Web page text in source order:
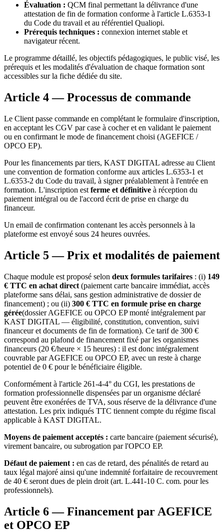
Évaluation : QCM final permettant la délivrance d'une
attestation de fin de formation conforme à l'article L.6353-1
du Code du travail et au référentiel Qualiopi.
Prérequis techniques : connexion internet stable et
navigateur récent.
Le programme détaillé, les objectifs pédagogiques, le public visé, les
prérequis et les modalités d'évaluation de chaque formation sont
accessibles sur la fiche dédiée du site.
Article 4 — Processus de commande
Le Client passe commande en complétant le formulaire d'inscription,
en acceptant les CGV par case à cocher et en validant le paiement
ou en confirmant le mode de financement choisi (AGEFICE /
OPCO EP).
Pour les financements par tiers, KAST DIGITAL adresse au Client
une convention de formation conforme aux articles L.6353-1 et
L.6353-2 du Code du travail, à signer préalablement à l'entrée en
formation. L'inscription est ferme et définitive à réception du
paiement intégral ou de l'accord écrit de prise en charge du
financeur.
Un email de confirmation contenant les accès personnels à la
plateforme est envoyé sous 24 heures ouvrées.
Article 5 — Prix et modalités de paiement
Chaque module est proposé selon deux formules tarifaires : (i) 149
€ TTC en achat direct (paiement carte bancaire immédiat, accès
plateforme sans délai, sans gestion administrative de dossier de
financement) ; ou (ii) 300 € TTC en formule prise en charge
gérée(dossier AGEFICE ou OPCO EP monté intégralement par
KAST DIGITAL — éligibilité, constitution, convention, suivi
financeur et documents de fin de formation). Ce tarif de 300 €
correspond au plafond de financement fixé par les organismes
financeurs (20 €/heure × 15 heures) : il est donc intégralement
couvrable par AGEFICE ou OPCO EP, avec un reste à charge
potentiel de 0 € pour le bénéficiaire éligible.
Conformément à l'article 261-4-4° du CGI, les prestations de
formation professionnelle dispensées par un organisme déclaré
peuvent être exonérées de TVA, sous réserve de la délivrance d'une
attestation. Les prix indiqués TTC tiennent compte du régime fiscal
applicable à KAST DIGITAL.
Moyens de paiement acceptés : carte bancaire (paiement sécurisé),
virement bancaire, ou subrogation par l'OPCO EP.
Défaut de paiement : en cas de retard, des pénalités de retard au
taux légal majoré ainsi qu'une indemnité forfaitaire de recouvrement
de 40 € seront dues de plein droit (art. L.441-10 C. com. pour les
professionnels).
Article 6 — Financement par AGEFICE
et OPCO EP